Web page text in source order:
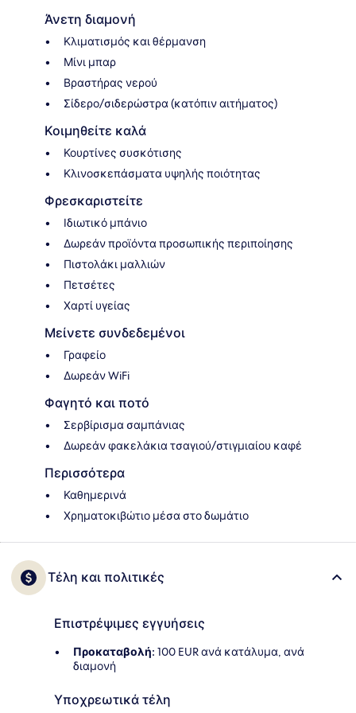
Άνετη διαμονή
Κλιματισμός και θέρμανση
Μίνι μπαρ
Βραστήρας νερού
Σίδερο/σιδερώστρα (κατόπιν αιτήματος)
Κοιμηθείτε καλά
Κουρτίνες συσκότισης
Κλινοσκεπάσματα υψηλής ποιότητας
Φρεσκαριστείτε
Ιδιωτικό μπάνιο
Δωρεάν προϊόντα προσωπικής περιποίησης
Πιστολάκι μαλλιών
Πετσέτες
Χαρτί υγείας
Μείνετε συνδεδεμένοι
Γραφείο
Δωρεάν WiFi
Φαγητό και ποτό
Σερβίρισμα σαμπάνιας
Δωρεάν φακελάκια τσαγιού/στιγμιαίου καφέ
Περισσότερα
Καθημερινά
Χρηματοκιβώτιο μέσα στο δωμάτιο
Τέλη και πολιτικές
Επιστρέψιμες εγγυήσεις
Προκαταβολή: 100 EUR ανά κατάλυμα, ανά
διαμονή
Υποχρεωτικά τέλη